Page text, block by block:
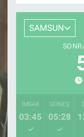
SAMSUN
İMSAK
03:45
GÜNEŞ
05:28